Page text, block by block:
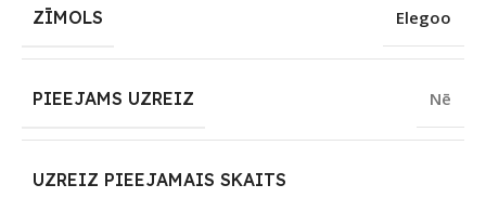
ZĪMOLS Elegoo
PIEEJAMS UZREIZ Nē
UZREIZ PIEEJAMAIS SKAITS